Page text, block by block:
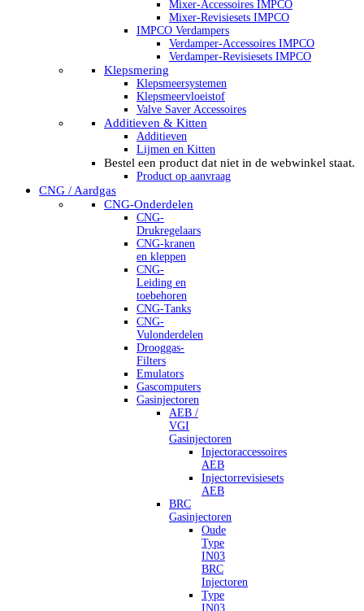
Mixer-Accessoires IMPCO
Mixer-Revisiesets IMPCO
IMPCO Verdampers
Verdamper-Accessoires IMPCO
Verdamper-Revisiesets IMPCO
Klepsmering
Klepsmeersystemen
Klepsmeervloeistof
Valve Saver Accessoires
Additieven & Kitten
Additieven
Lijmen en Kitten
Bestel een product dat niet in de webwinkel staat.
Product op aanvraag
CNG / Aardgas
CNG-Onderdelen
CNG-
Drukregelaars
CNG-kranen
en kleppen
CNG-
Leiding en
toebehoren
CNG-Tanks
CNG-
Vulonderdelen
Drooggas-
Filters
Emulators
Gascomputers
Gasinjectoren
AEB /
VGI
Gasinjectoren
Injectoraccessoires
AEB
Injectorrevisiesets
AEB
BRC
Gasinjectoren
Oude
Type
IN03
BRC
Injectoren
Type
IN03